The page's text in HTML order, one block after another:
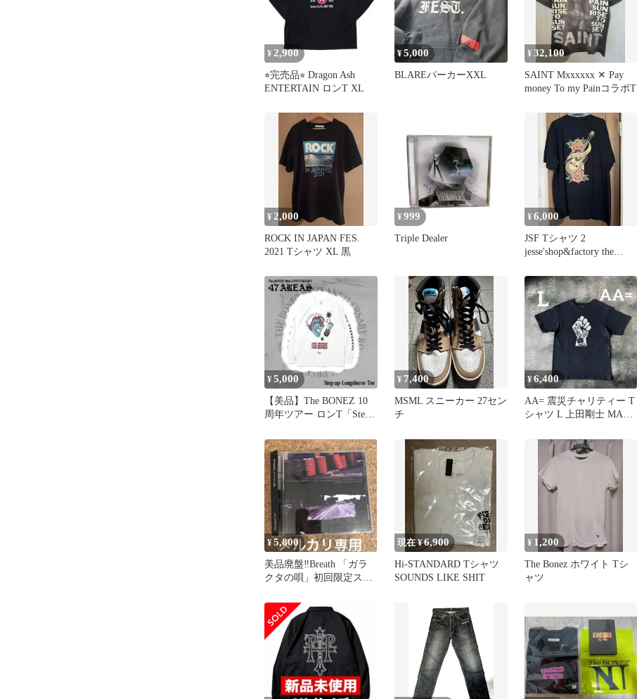
¥ 2,900
⭐︎完売品⭐︎ Dragon Ash
ENTERTAIN ロンT XL
¥5,000
BLAREパーカーXXL
¥32,100
SAINT Mxxxxxx ✕ Pay
money To my PainコラボT
¥ 2,000
ROCK IN JAPAN FES.
2021 Tシャツ XL 黒
¥ 999
Triple Dealer
¥6,000
JSF Tシャツ 2
jesse'shop&factory the
¥5,000
【美品】The BONEZ 10
周年ツアー ロンT「Step
¥ 7,400
MSML スニーカー 27セン
チ
¥6,400
AA= 震災チャリティー T
シャツ L 上田剛士 MAD
¥5,800
美品廃盤‼️Breath 「ガラ
クタの唄」初回限定ステ
現在 ¥6,900
Hi-STANDARD Tシャツ
SOUNDS LIKE SHIT
¥ 1,200
The Bonez ホワイト Tシ
ャツ